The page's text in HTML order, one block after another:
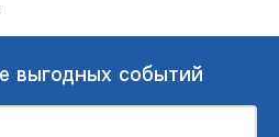
Бело-синий
выгодных событий